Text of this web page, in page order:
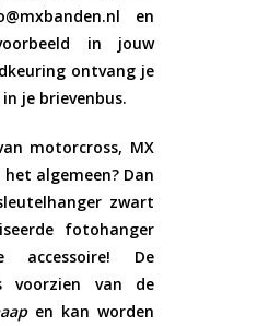
en
in jouw
ontvang je
je brievenbus.
motorcross, MX
algemeen? Dan
zwart
fotohanger
accessoire! De
voorzien van de
en kan worden